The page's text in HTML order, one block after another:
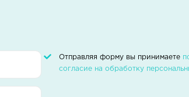
Отправляя форму вы принимаете
согласие на обработку